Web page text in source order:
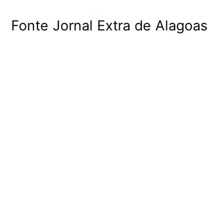
Fonte Jornal Extra de Alagoas